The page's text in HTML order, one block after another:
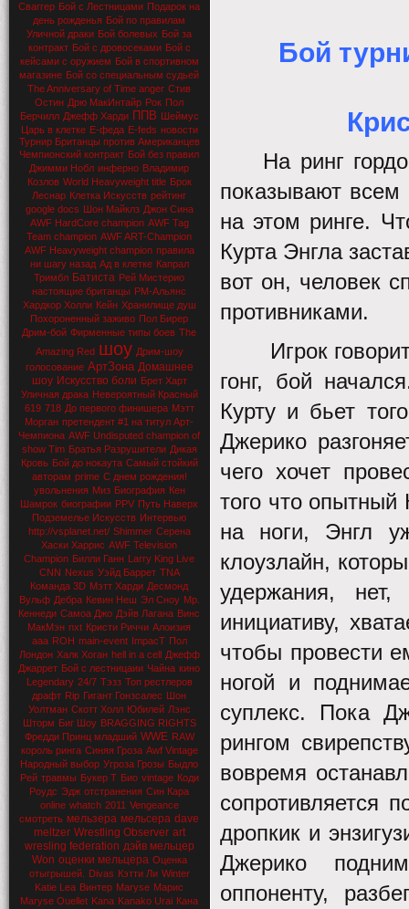
Сваггер Бой с Лестницами Подарок на
день рожденья Бой по правилам
Уличной драки Бой болевых Бой за
контракт Бой с дровосеками Бой с
кейсами с оружием Бой в спортивном
магазине Бой со специальным судьей
The Anniversary of Time anger Стив
Остин Дрю МакИнтайр Рок Пол
Берчилл Джефф Харди ППВ Шеймус
Царь в клетке Е-феда E-feds новости
Турнир Британцы против Американцев
Чемпионский контракт Бой без правил
Джимми Нобл инферно Владимир
Козлов World Heavyweight title Брок
Леснар Клетка Искусств рейтинг
google docs Шон Майклз Джон Сина
AWF HardCore champion AWF Tag
Team champion AWF ART-Champion
AWF Heavyweight champion правила
ни шагу назад Ад в клетке Капрал
Тримбл Батиста Рей Мистерио
настоящие британцы РМ-Альянс
Хардкор Холли Кейн Хранилище душ
Похороненный заживо Пол Бирер
Дрим-бой Фирменные типы боев The
Amazing Red шоу Дрим-шоу
голосование АртЗона Домашнее
шоу Искусство боли Брет Харт
Уличная драка Невероятный Красный
619 718 До первого финишера Мэтт
Морган претендент #1 на титул Арт-
Чемпиона AWF Undisputed champion of
show Tim Братья Разрушители Дикая
Кровь Бой до нокаута Самый стойкий
авторам prime С днем рождения!
увольнения Миз Биография Кен
Шамрок биографии PPV Путь Наверх
Подземелье Искусств Интервью
http://vsplanet.net/ Shimmer Серена
Хаски Харрис AWF Television
Champion Билли Ганн Larry King Live
CNN Nexus Уэйд Баррет TNA
Команда 3D Мэтт Харди Десмонд
Вульф Дебра Кевин Неш Эл Сноу Мр.
Кеннеди Самоа Джо Дэйв Лагана Винс
МакМэн nxt Кристи Риччи Алоизия
aaa ROH main-event ImpacT Пол
Лондон Халк Хоган hell in a cell Джефф
Джаррет Бой с лестницаии Чайна кино
Legendary 24/7 Тэзз Топ рестлеров
драфт Rip Гигант Гонзсалес Шон
Уолтман Скотт Холл Юбилей Лэнс
Шторм Биг Шоу BRAGGING RIGHTS
Фредди Принц младший WWE RAW
король ринга Синяя Гроза Awf Vintage
Народный выбор Угроза Грозы Быдло
Рей травмы Букер Т Био vintage Коди
Роудс Эдж отстранения Син Кара
online whatch 2011 Vengeance
смотреть мельзера мельсера dave
meltzer Wrestling Observer art
wresling federation дэйв мельцер
Won оценки мельцера Оценка
отыгрышей.
Divas Кэтти Ли Winter
Katie Lea Винтер Maryse Марис
Maryse Ouellet Kana Kanako Urai Кана
Бой
На ринг
показывают всем
на этом ринге.
Курта Энгла
вот он, человек
противниками.
Игрок
гонг, бой
Курту и бьет
Джерико
чего хочет
того что опытный
на ноги, Энгл
клоузлайн,
удержания,
инициативу,
чтобы провести
ногой и
суплекс. Пока
рингом
вовремя
сопротивляется
дропкик и
Джерико
оппоненту,